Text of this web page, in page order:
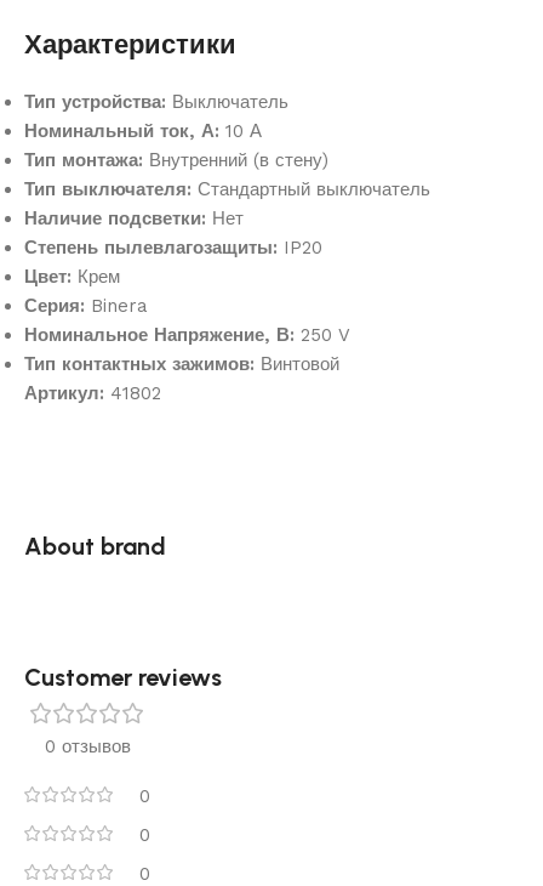
Характеристики
Тип устройства: Выключатель
Номинальный ток, А: 10 А
Тип монтажа: Внутренний (в стену)
Тип выключателя: Стандартный выключатель
Наличие подсветки: Нет
Степень пылевлагозащиты: IP20
Цвет: Крем
Серия: Binera
Номинальное Напряжение, В: 250 V
Тип контактных зажимов: Винтовой
Артикул: 41802
About brand
Customer reviews​
0 отзывов
0
0
0